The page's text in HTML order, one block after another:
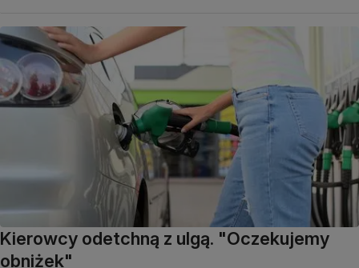
Kierowcy odetchną z ulgą. "Oczekujemy
obniżek"